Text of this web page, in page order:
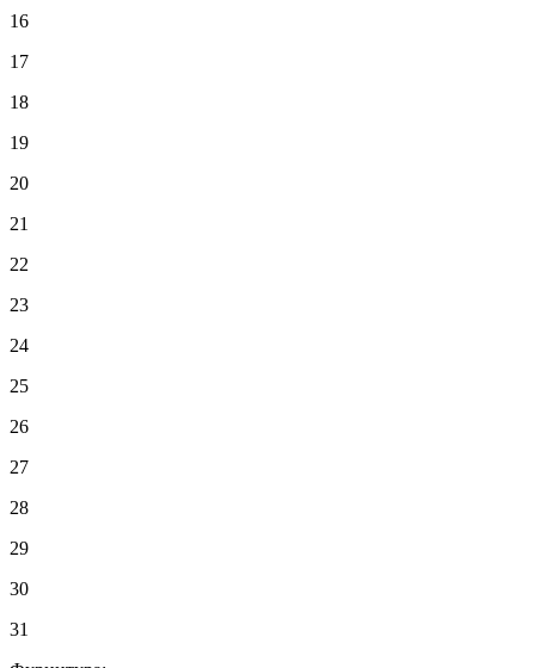
16
17
18
19
20
21
22
23
24
25
26
27
28
29
30
31